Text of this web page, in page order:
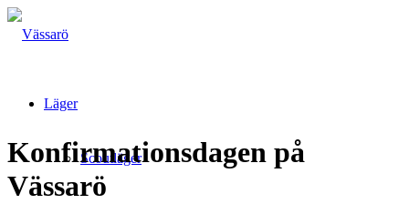
Läger
Scoutläger
Konfirmationsdagen på
Vässarö